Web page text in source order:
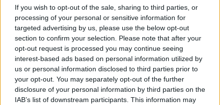
If you wish to opt-out of the sale, sharing to third parties, or
processing of your personal or sensitive information for
targeted advertising by us, please use the below opt-out
section to confirm your selection. Please note that after your
opt-out request is processed you may continue seeing
interest-based ads based on personal information utilized by
us or personal information disclosed to third parties prior to
your opt-out. You may separately opt-out of the further
disclosure of your personal information by third parties on the
IAB’s list of downstream participants. This information may